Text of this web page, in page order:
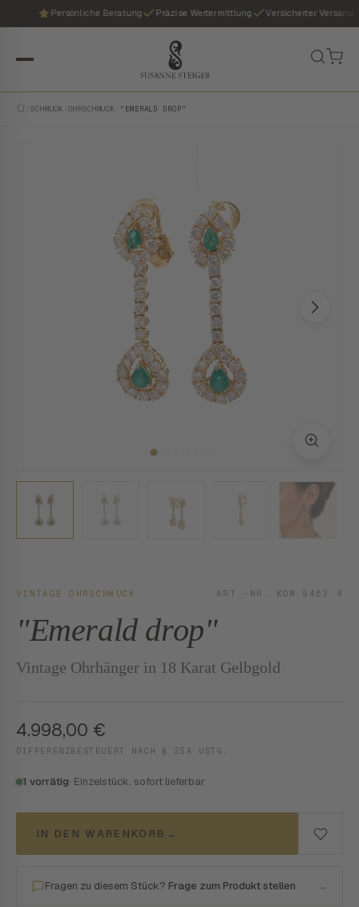
Persönliche Beratung Präzise Wertermittlung Versicherter Versand
SCHMUCK /OHRSCHMUCK "EMERALD DROP"
VINTAGE OHRSCHMUCK ART.-NR. KOM.9463.4
"Emerald drop"
Vintage Ohrhänger in 18 Karat Gelbgold
4.998,00 €
DIFFERENZBESTEUERT NACH § 25A USTG.
1 vorrätig· Einzelstück, sofort lieferbar
IN DEN WARENKORB →
Fragen zu diesem Stück? Frage zum Produkt stellen →